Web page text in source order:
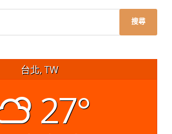
台北, TW
27°